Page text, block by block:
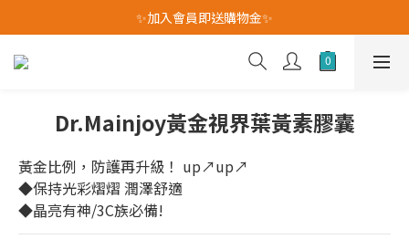
我愛爸爸★全館消費滿$528元免運費(活動至8/10)
✨加入會員即送購物金✨
我愛爸爸★全館消費滿$528元免運費(活動至8/10)
Dr.Mainjoy黃金視界葉黃素膠囊
黃金比例，防護再升級！ up↗up↗
◆保持光彩熠熠 潤澤舒適
◆晶亮有神/3C族必備!